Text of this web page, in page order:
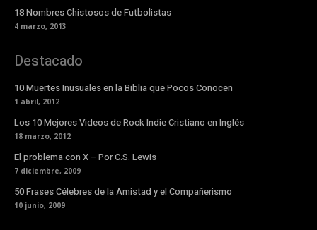
18 Nombres Chistosos de Futbolistas
4 marzo, 2013
Destacado
10 Muertes Inusuales en la Biblia que Pocos Conocen
1 abril, 2012
Los 10 Mejores Videos de Rock Indie Cristiano en Inglés
18 marzo, 2012
El problema con X – Por C.S. Lewis
7 diciembre, 2009
50 Frases Célebres de la Amistad y el Compañerismo
10 junio, 2009